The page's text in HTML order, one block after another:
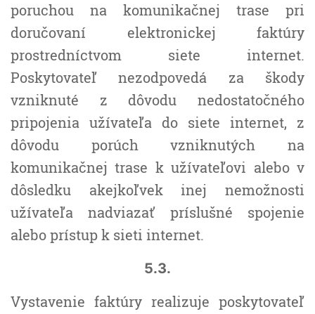
poruchou na komunikačnej trase pri
doručovaní elektronickej faktúry
prostredníctvom siete internet.
Poskytovateľ nezodpovedá za škody
vzniknuté z dôvodu nedostatočného
pripojenia užívateľa do siete internet, z
dôvodu porúch vzniknutých na
komunikačnej trase k užívateľovi alebo v
dôsledku akejkoľvek inej nemožnosti
užívateľa nadviazať príslušné spojenie
alebo prístup k sieti internet.
5.3.
Vystavenie faktúry realizuje poskytovateľ